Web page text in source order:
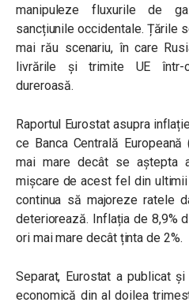
manipuleze fluxurile de
sancțiunile occidentale. Țările
mai rău scenariu, în care
livrările și trimite UE într-
dureroasă.
Raportul Eurostat asupra
ce Banca Centrală
mai mare decât se aștepta
mișcare de acest fel din
continua să majoreze ratele
deteriorează. Inflația de 8,9%
ori mai mare decât ținta de 2%.
Separat, Eurostat a publicat
economică din al doilea